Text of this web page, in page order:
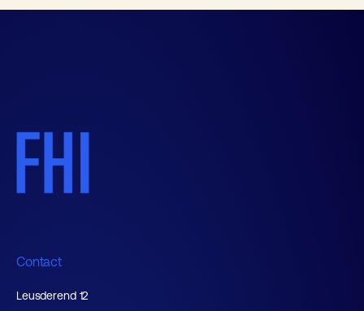
Contact
Leusderend 12